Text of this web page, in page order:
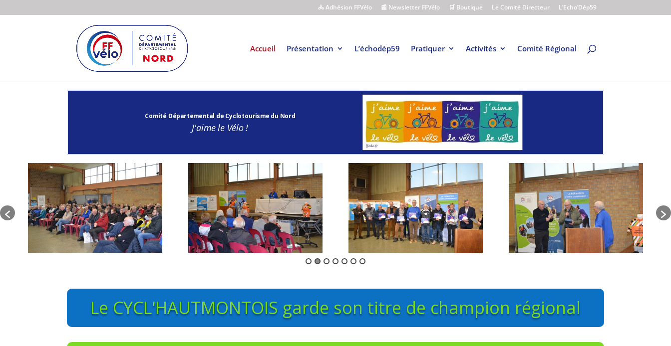
🚴 Adhésion FFVélo 📰 Newsletter FFVélo 🛒 Boutique Le Comité Directeur L’Echo’Dép59
Accueil Présentation L’échodép59 Pratiquer Activités Comité Régional
Comité Départemental de Cyclotourisme du Nord
J'aime le Vélo !
Le CYCL'HAUTMONTOIS garde son titre de champion régional